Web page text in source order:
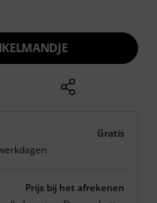
Gratis
Prijs bij het afrekenen